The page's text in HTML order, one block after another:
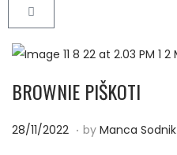
BROWNIE PIŠKOTI
P
28/11/2022 2. by Manca Sodnik